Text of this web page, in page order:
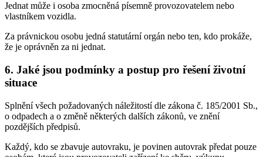
Jednat může i osoba zmocněná písemně provozovatelem nebo
vlastníkem vozidla.
Za právnickou osobu jedná statutární orgán nebo ten, kdo prokáže,
že je oprávněn za ni jednat.
6. Jaké jsou podmínky a postup pro řešení životní
situace
Splnění všech požadovaných náležitostí dle zákona č. 185/2001 Sb.,
o odpadech a o změně některých dalších zákonů, ve znění
pozdějších předpisů.
Každý, kdo se zbavuje autovraku, je povinen autovrak předat pouze